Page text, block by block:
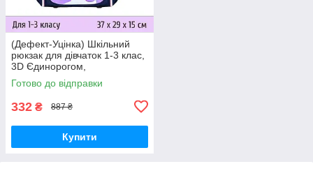
(Дефект-Уцінка) Шкільний
рюкзак для дівчаток 1-3 клас,
3D Єдинорогом,
ортопедичний ZMbaby 02 —
Синій (072)
Готово до відправки
332 ₴ 887 ₴
Купити